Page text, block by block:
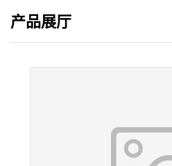
产品展厅